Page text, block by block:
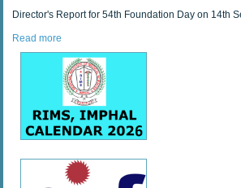
Director's Report for 54th Foundation Day on 14th
Read more